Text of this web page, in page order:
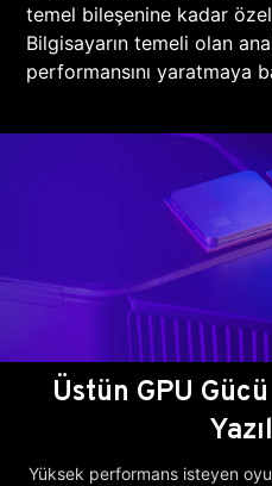
temel bileşenine kadar
Bilgisayarın temeli olan
performansını yaratmaya
Üstün GPU
Yüksek performans isteyen